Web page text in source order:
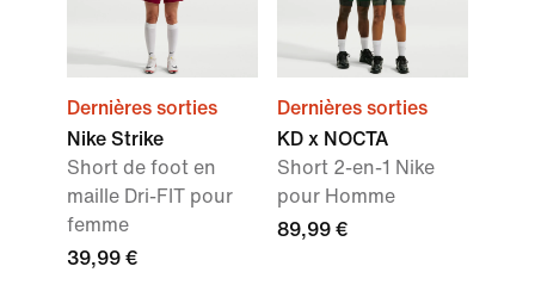
Dernières sorties
Nike Strike
Short de foot en
maille Dri-FIT pour
femme
39,99 €
Dernières sorties
KD x NOCTA
Short 2-en-1 Nike
pour Homme
89,99 €